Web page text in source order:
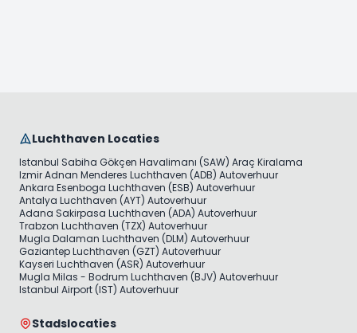
Luchthaven Locaties
Istanbul Sabiha Gökçen Havalimanı (SAW) Araç Kiralama
Izmir Adnan Menderes Luchthaven (ADB) Autoverhuur
Ankara Esenboga Luchthaven (ESB) Autoverhuur
Antalya Luchthaven (AYT) Autoverhuur
Adana Sakirpasa Luchthaven (ADA) Autoverhuur
Trabzon Luchthaven (TZX) Autoverhuur
Mugla Dalaman Luchthaven (DLM) Autoverhuur
Gaziantep Luchthaven (GZT) Autoverhuur
Kayseri Luchthaven (ASR) Autoverhuur
Mugla Milas - Bodrum Luchthaven (BJV) Autoverhuur
Istanbul Airport (IST) Autoverhuur
Stadslocaties